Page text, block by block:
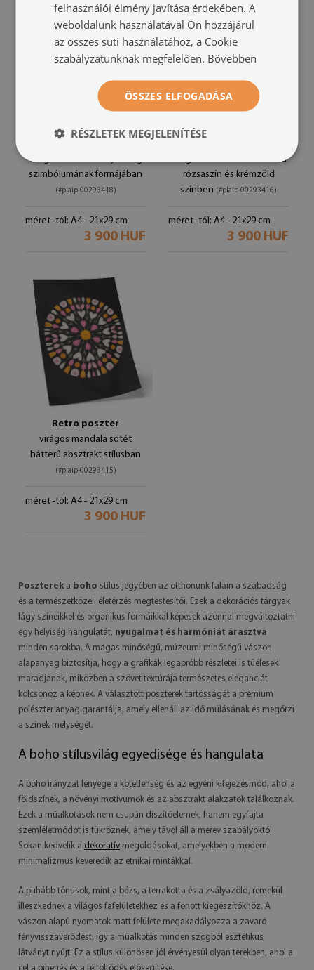
virágszirmok a könnyedség
szimbólumának formájában
(#plaip-00293418)
méret -tól: A4 - 21x29 cm
3 900 HUF
virágos mandala szimmetria
rózsaszín és krémzöld
színben (#plaip-00293416)
méret -tól: A4 - 21x29 cm
3 900 HUF
Retro poszter
virágos mandala sötét
hátterű absztrakt stílusban
(#plaip-00293415)
méret -tól: A4 - 21x29 cm
3 900 HUF
Poszterek a boho stílus jegyében az otthonunk falain a szabadság
és a természetközeli életérzés megtestesítői. Ezek a dekorációs tárgyak
lágy színeikkel és organikus formáikkal képesek azonnal megváltoztatni
egy helyiség hangulatát, nyugalmat és harmóniát árasztva
minden sarokba. A magas minőségű, múzeumi minőségű vászon
alapanyag biztosítja, hogy a grafikák legapróbb részletei is tűélesek
maradjanak, miközben a szövet textúrája természetes eleganciát
kölcsönöz a képnek. A választott poszterek tartósságát a prémium
polészter anyag garantálja, amely ellenáll az idő múlásának és megőrzi
a színek mélységét.
A boho stílusvilág egyedisége és hangulata
A boho irányzat lényege a kötetlenség és az egyéni kifejezésmód, ahol a
földszínek, a növényi motívumok és az absztrakt alakzatok találkoznak.
Ezek a műalkotások nem csupán díszítőelemek, hanem egyfajta
szemléletmódot is tükröznek, amely távol áll a merev szabályoktól.
Sokan kedvelik a dekoratív megoldásokat, amelyekben a modern
minimalizmus keveredik az etnikai mintákkal.
A puhább tónusok, mint a bézs, a terrakotta és a zsályazöld, remekül
illeszkednek a világos fafelületekhez és a fonott kiegészítőkhöz. A
vászon alapú nyomatok matt felülete megakadályozza a zavaró
fényvisszaverődést, így a műalkotás minden szögből esztétikus
látványt nyújt. Ez a stílus különösen jól érvényesül olyan terekben, ahol a
felhasználói élmény javítása érdekében. A
weboldalunk használatával Ön hozzájárul
az összes süti használatához, a Cookie
szabályzatunknak megfelelően. Bővebben
ÖSSZES ELFOGADÁSA
RÉSZLETEK MEGJELENÍTÉSE